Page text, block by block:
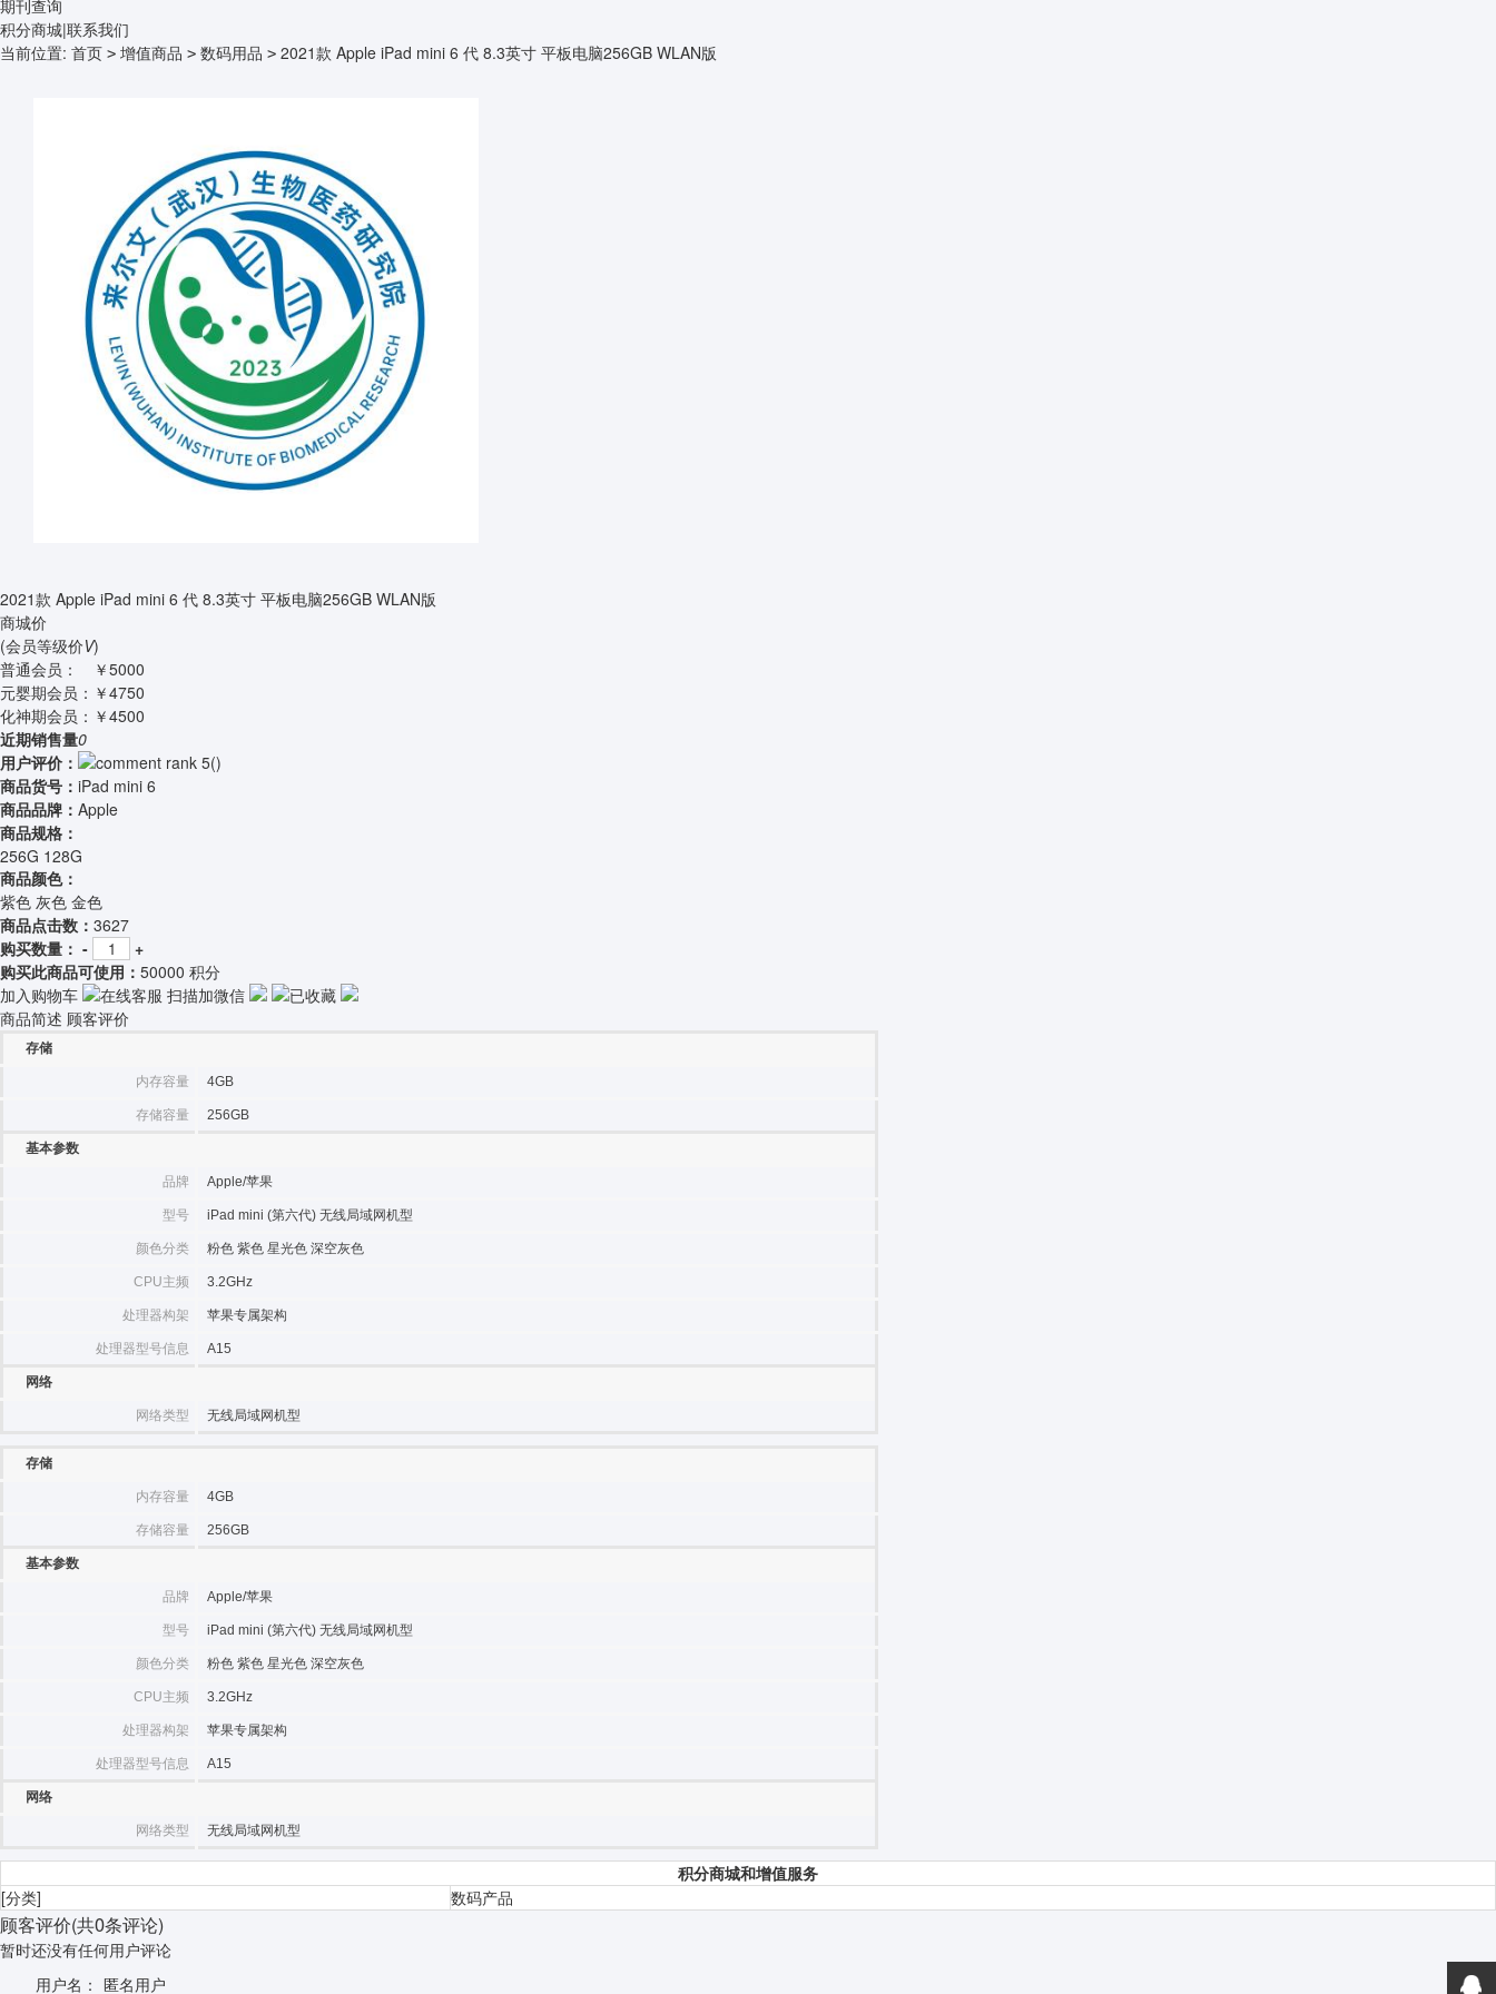
期刊查询
积分商城|联系我们
当前位置: 首页 > 增值商品 > 数码用品 > 2021款 Apple iPad mini 6 代 8.3英寸 平板电脑256GB WLAN版
2021款 Apple iPad mini 6 代 8.3英寸 平板电脑256GB WLAN版
商城价
(会员等级价V)
普通会员：
￥5000
元婴期会员： ￥4750
化神期会员： ￥4500
近期销售量0
用户评价：
()
商品货号： iPad mini 6
商品品牌： Apple
商品规格：
256G 128G
商品颜色：
紫色 灰色 金色
商品点击数： 3627
购买数量： -
+
购买此商品可使用： 50000 积分
加入购物车
在线客服 扫描加微信
已收藏
商品简述 顾客评价
存储
内存容量 4GB
存储容量 256GB
基本参数
品牌 Apple/苹果
型号 iPad mini (第六代) 无线局域网机型
颜色分类 粉色 紫色 星光色 深空灰色
CPU主频 3.2GHz
处理器构架 苹果专属架构
处理器型号信息 A15
网络
网络类型 无线局域网机型
存储
内存容量 4GB
存储容量 256GB
基本参数
品牌 Apple/苹果
型号 iPad mini (第六代) 无线局域网机型
颜色分类 粉色 紫色 星光色 深空灰色
CPU主频 3.2GHz
处理器构架 苹果专属架构
处理器型号信息 A15
网络
网络类型 无线局域网机型
积分商城和增值服务
[分类]
数码产品
顾客评价(共0条评论)
暂时还没有任何用户评论
用户名： 匿名用户